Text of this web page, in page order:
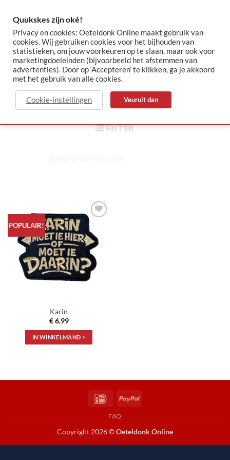
content
✓ Sinds 2015 jouw Oeteldonk-shop ✓ Veilig betalen via Mollie
foud
HOME / PRODUCTEN GETAGGED “FOUD”
FILTER
POPULAIR!
Toevoegen
aan
verlanglijst
Karin
€6,99
IN WINKELMAND >
IDeal PayPal
FAQ
Copyright 2026 ©Oeteldonk Online
Quukskes zijn oké!
Privacy en cookies: Oeteldonk Online maakt gebruik van
cookies. Wij gebruiken cookies voor het bijhouden van
statistieken, om jouw voorkeuren op te slaan, maar ook voor
marketingdoeleinden (bijvoorbeeld het afstemmen van
advertenties). Door op ‘Accepteren’ te klikken, ga je akkoord
met het gebruik van alle cookies.
Cookie-instellingen Veuruit dan